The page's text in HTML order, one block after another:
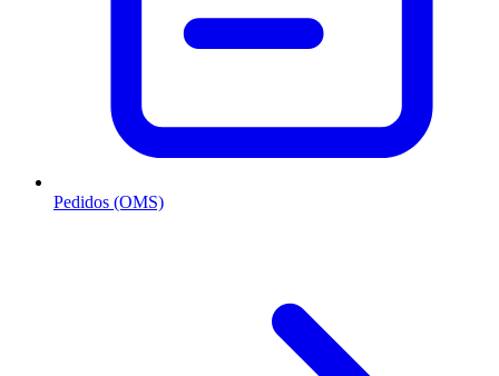
Pedidos (OMS)